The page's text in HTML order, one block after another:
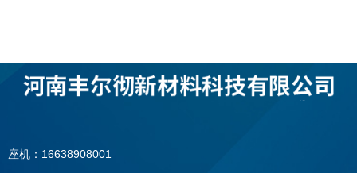
座机：16638908001